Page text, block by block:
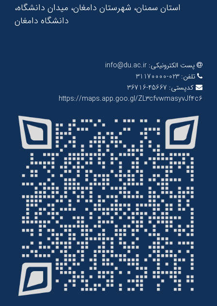
استان سمنان، شهرستان دامغان، میدان دانشگاه،
دانشگاه دامغان
پست الکترونیکی: info@du.ac.ir
تلفن: 023-31170000
کدپستی: 45667-36716
https://maps.app.goo.gl/ZL3cfvwmasyvJf4c6